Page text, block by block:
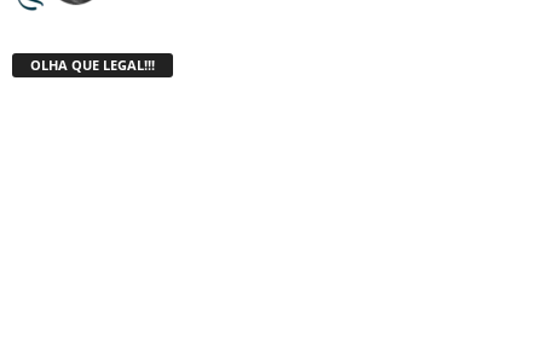
OLHA QUE LEGAL!!!